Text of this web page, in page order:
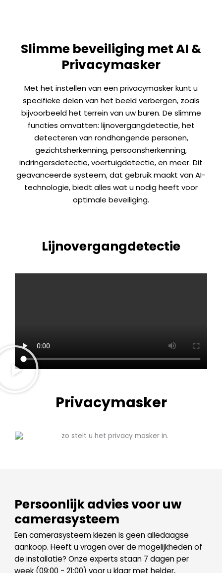
Slimme beveiliging met AI &
Privacymasker
Met het instellen van een privacymasker kunt u
specifieke delen van het beeld verbergen, zoals
bijvoorbeeld het terrein van uw buren. De slimme
functies omvatten: lijnovergangdetectie, het
detecteren van rondhangende personen,
gezichtsherkenning, persoonsherkenning,
indringersdetectie, voertuigdetectie, en meer. Dit
geavanceerde systeem, dat gebruik maakt van AI-
technologie, biedt alles wat u nodig heeft voor
optimale beveiliging.
Lijnovergangdetectie
Privacymasker
Persoonlijk advies voor uw
camerasysteem
Een camerasysteem kiezen is geen alledaagse
aankoop. Heeft u vragen over de mogelijkheden of
de installatie? Onze experts staan 7 dagen per
week (09:00 - 21:00) voor u klaar met helder,